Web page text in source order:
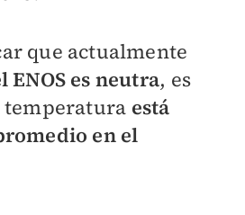
que actualmente
ENOS es neutra, es
temperatura está
en el